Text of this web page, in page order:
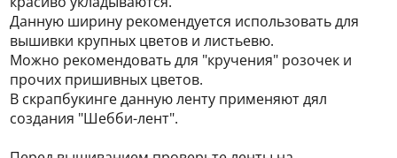
Данную ширину рекомендуется использовать для
вышивки крупных цветов и листьевю.
Можно рекомендовать для "кручения" розочек и
прочих пришивных цветов.
В скрапбукинге данную ленту применяют дял
создания "Шебби-лент".